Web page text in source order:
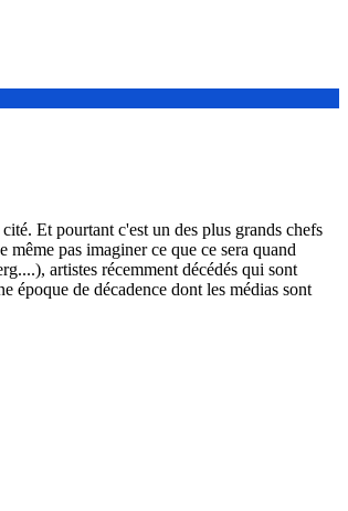
Et pourtant c'est un des plus grands chefs
pas imaginer ce que ce sera quand
artistes récemment décédés qui sont
époque de décadence dont les médias sont